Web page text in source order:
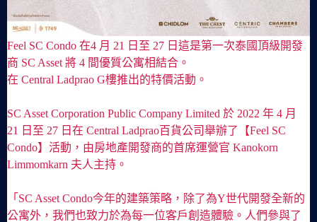
Feel SC Condo 在4 月 21 日至 27 日這是第一次泰國頂級開發
商 SC Asset 將 4 間優質公寓相結合。
在 Central Ladprao G樓推出的特價活動。
SC Asset Corporation Public Company Limited 於 2022 年 4 月
21 日至 27 日在 Central Ladprao百貨公司舉辦了【Feel SC
Condo】活動，由房地產開發商的首席運營官 Kanokorn
Limmomkarn 夫人主持。
「SC Asset Condo今年的建築策略，除了為Y世代開發全新的
公寓外，我們也致力於為每一位客戶創造體驗。人們參與了